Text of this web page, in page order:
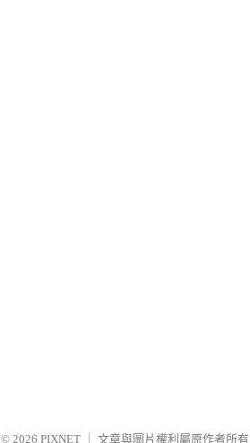
© 2026 PIXNET 文章與圖片權利屬原作者所有